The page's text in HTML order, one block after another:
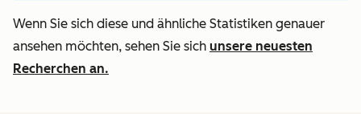
Wenn Sie sich diese und ähnliche Statistiken genauer
ansehen möchten, sehen Sie sich unsere neuesten
Recherchen an.